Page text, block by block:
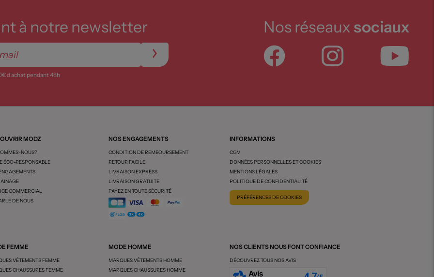
à notre newsletter
d’achat pendant 48h
Nos réseaux sociaux
MODZ
NOUS?
ÉCO-RESPONSABLE
COMMERCIAL
DE NOUS
NOS ENGAGEMENTS
CONDITION DE REMBOURSEMENT
RETOUR FACILE
LIVRAISON EXPRESS
LIVRAISON GRATUITE
PAYEZ EN TOUTE SÉCURITÉ
INFORMATIONS
CGV
DONNÉES PERSONNELLES ET COOKIES
MENTIONS LÉGALES
POLITIQUE DE CONFIDENTIALITÉ
PRÉFÉRENCES DE COOKIES
FEMME
VÊTEMENTS FEMME
CHAUSSURES FEMME
MODE HOMME
MARQUES VÊTEMENTS HOMME
MARQUES CHAUSSURES HOMME
NOS CLIENTS NOUS FONT CONFIANCE
DÉCOUVREZ TOUS NOS AVIS